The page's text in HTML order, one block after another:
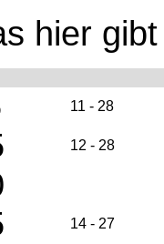
hier
11 - 28
12 - 28
14 - 27